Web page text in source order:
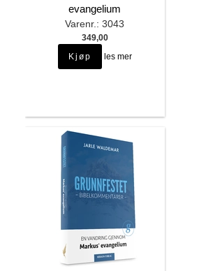
evangelium
Varenr.: 3043
349,00
les mer